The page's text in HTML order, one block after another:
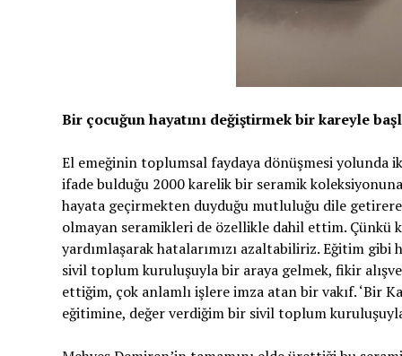
Bir çocuğun hayatını değiştirmek bir kareyle
El emeğinin toplumsal faydaya dönüşmesi yolunda
ifade bulduğu 2000 karelik bir seramik
hayata geçirmekten duyduğu mutluluğu dile
olmayan seramikleri de özellikle dahil ettim. Çünkü
yardımlaşarak hatalarımızı azaltabiliriz. Eğitim
sivil toplum kuruluşuyla bir araya gelmek, fikir
ettiğim, çok anlamlı işlere imza atan bir vakıf. ‘Bir
eğitimine, değer verdiğim bir sivil toplum